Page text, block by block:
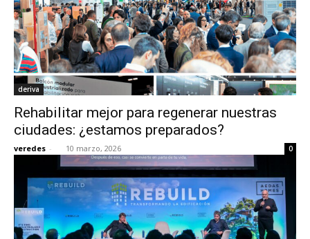
deriva
Rehabilitar mejor para regenerar nuestras
ciudades: ¿estamos preparados?
veredes - 10 marzo, 2026 0